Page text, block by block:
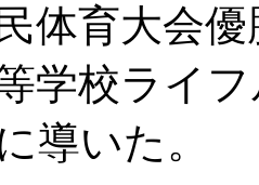
体育大会
学校ライ
導いた。